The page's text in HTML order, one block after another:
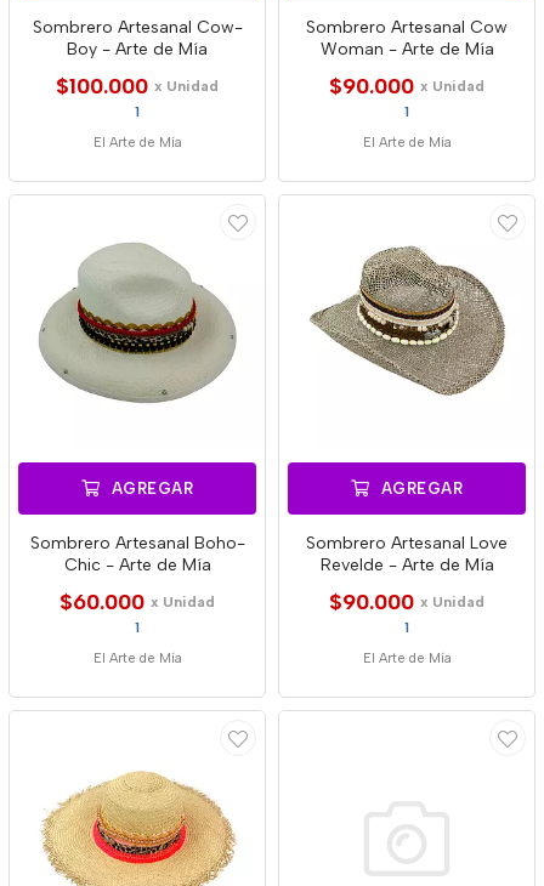
Sombrero Artesanal Cow-
Boy - Arte de Mía
$100.000 x Unidad
1
El Arte de Mía
Sombrero Artesanal Cow
Woman - Arte de Mía
$90.000 x Unidad
1
El Arte de Mía
AGREGAR
Sombrero Artesanal Boho-
Chic - Arte de Mía
$60.000 x Unidad
1
El Arte de Mía
AGREGAR
Sombrero Artesanal Love
Revelde - Arte de Mía
$90.000 x Unidad
1
El Arte de Mía